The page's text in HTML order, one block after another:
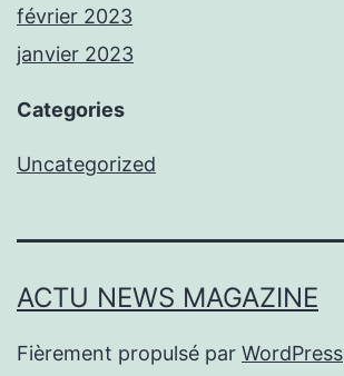
février 2023
janvier 2023
Categories
Uncategorized
ACTU NEWS MAGAZINE
Fièrement propulsé par WordPress